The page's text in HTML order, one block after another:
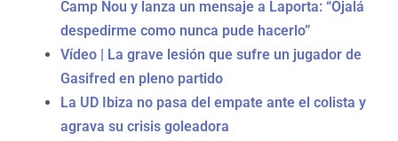
Camp Nou y lanza un mensaje a Laporta: “Ojalá
despedirme como nunca pude hacerlo”
Vídeo | La grave lesión que sufre un jugador de
Gasifred en pleno partido
La UD Ibiza no pasa del empate ante el colista y
agrava su crisis goleadora